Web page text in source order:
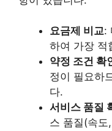
요금제 비교:
하여 가장 적
약정 조건 확
정이 필요하
다.
서비스 품질
스 품질(속도